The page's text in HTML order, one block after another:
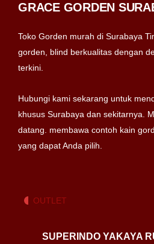
GRACE GORDEN
Toko Gorden murah di Surabaya
gorden, blind berkualitas dengan
terkini.
Hubungi kami sekarang untuk
khusus Surabaya dan sekitarnya.
datang. membawa contoh kain
yang dapat Anda pilih.
OUTLET
SUPERINDO YAKAYA